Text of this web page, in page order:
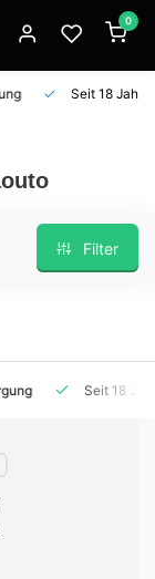
0
Seit 18 Jahren
Filter
Seit 18